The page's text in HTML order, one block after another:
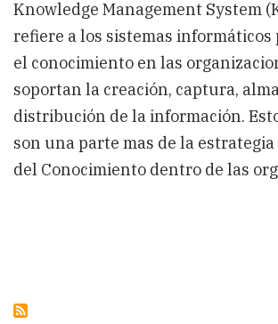
Knowledge Management System
refiere a los sistemas informáticos
el conocimiento en las
soportan la creación, captura,
distribución de la información.
son una parte mas de la estrategia
del Conocimiento dentro de las